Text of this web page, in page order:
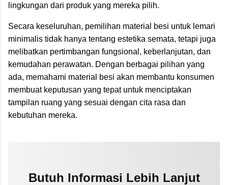
lingkungan dari produk yang mereka pilih.
Secara keseluruhan, pemilihan material besi untuk lemari
minimalis tidak hanya tentang estetika semata, tetapi juga
melibatkan pertimbangan fungsional, keberlanjutan, dan
kemudahan perawatan. Dengan berbagai pilihan yang
ada, memahami material besi akan membantu konsumen
membuat keputusan yang tepat untuk menciptakan
tampilan ruang yang sesuai dengan cita rasa dan
kebutuhan mereka.
Butuh Informasi Lebih Lanjut